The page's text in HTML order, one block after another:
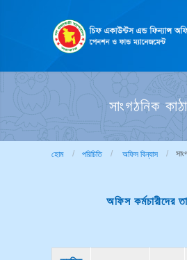
সাংগঠনিক
হোম পরিচিতি অফিস বিন্যাস
অফিস কর্মচারীদের